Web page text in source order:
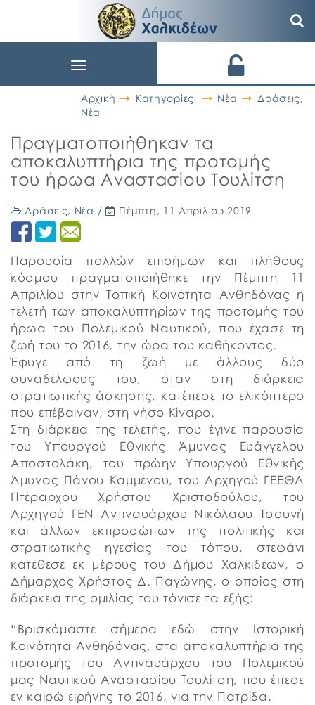
Toggle
Αρχική
Κατηγορίες Νέα Δράσεις,
Νέα
Πραγματοποιήθηκαν τα
αποκαλυπτήρια της προτομής
του ήρωα Αναστασίου Τουλίτση
Δράσεις, Νέα / Πέμπτη, 11 Απριλίου 2019
Παρουσία πολλών επισήμων και πλήθους
κόσμου πραγματοποιήθηκε την Πέμπτη 11
Απριλίου στην Τοπική Κοινότητα Ανθηδόνας η
τελετή των αποκαλυπτηρίων της προτομής του
ήρωα του Πολεμικού Ναυτικού, που έχασε τη
ζωή του το 2016, την ώρα του καθήκοντος.
Έφυγε από τη ζωή με άλλους δύο
συναδέλφους του, όταν στη διάρκεια
στρατιωτικής άσκησης, κατέπεσε το ελικόπτερο
που επέβαιναν, στη νήσο Κίναρο.
Στη διάρκεια της τελετής, που έγινε παρουσία
του Υπουργού Εθνικής Άμυνας Ευάγγελου
Αποστολάκη, του πρώην Υπουργού Εθνικής
Άμυνας Πάνου Καμμένου, του Αρχηγού ΓΕΕΘΑ
Πτέραρχου Χρήστου Χριστοδούλου, του
Αρχηγού ΓΕΝ Αντιναυάρχου Νικόλαου Τσουνή
και άλλων εκπροσώπων της πολιτικής και
στρατιωτικής ηγεσίας του τόπου, στεφάνι
κατέθεσε εκ μέρους του Δήμου Χαλκιδέων, ο
Δήμαρχος Χρήστος Δ. Παγώνης, ο οποίος στη
διάρκεια της ομιλίας του τόνισε τα εξής:
“Βρισκόμαστε σήμερα εδώ στην Ιστορική
Κοινότητα Ανθηδόνας, στα αποκαλυπτήρια της
προτομής του Αντιναυάρχου του Πολεμικού
μας Ναυτικού Αναστασίου Τουλίτση, που έπεσε
εν καιρώ ειρήνης το 2016, για την Πατρίδα.